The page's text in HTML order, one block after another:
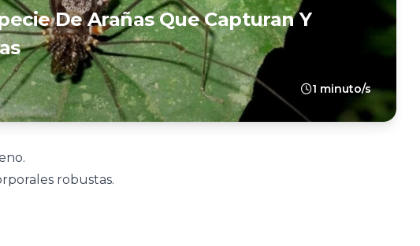
De Arañas Que Capturan Y
1 minuto/s
robustas.